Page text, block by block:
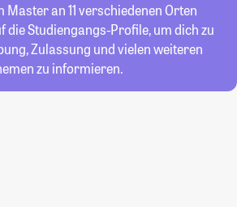
Master an 11 verschiedenen Orten
die Studiengangs-Profile, um dich zu
Zulassung und vielen weiteren
zu informieren.